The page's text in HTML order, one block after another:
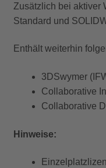
Zusätzlich bei aktiver
Standard und
Enthält weiterhin
3DSwymer
Collaborative
Collaborative
Hinweise: